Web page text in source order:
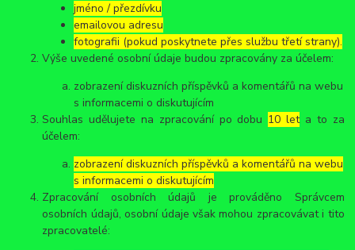
jméno / přezdívku
emailovou adresu
fotografii (pokud poskytnete přes službu třetí strany).
Výše uvedené osobní údaje budou zpracovány za účelem:
zobrazení diskuzních příspěvků a komentářů na webu
s informacemi o diskutujícím
Souhlas udělujete na zpracování po dobu 10 leta to za
účelem:
zobrazení diskuzních příspěvků a komentářů na webu
s informacemi o diskutujícím
Zpracování osobních údajů je prováděno Správcem
osobních údajů, osobní údaje však mohou zpracovávat i tito
zpracovatelé: